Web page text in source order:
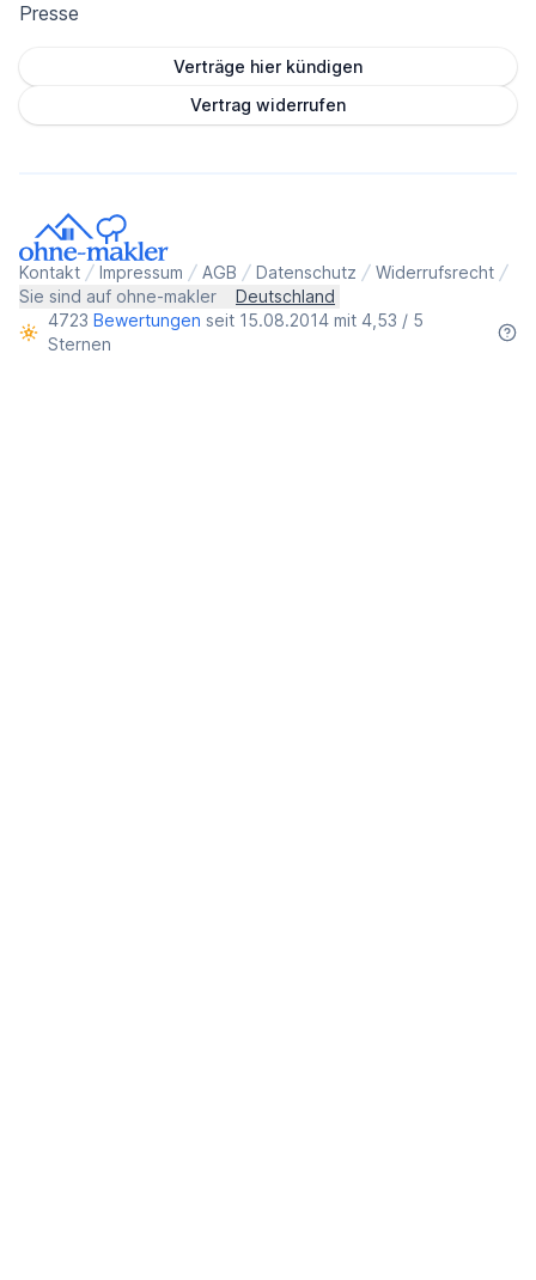
Presse
Verträge hier kündigen
Vertrag widerrufen
Kontakt Impressum AGB Datenschutz
Widerrufsrecht
Sie sind auf ohne-makler
Deutschland
4723 Bewertungen seit 15.08.2014 mit 4,53 / 5
Sternen